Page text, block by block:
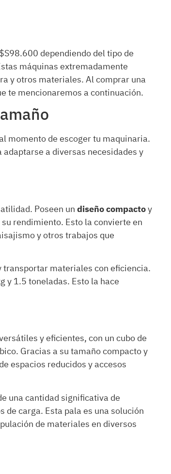
dependiendo del tipo de
máquinas extremadamente
y otros materiales. Al comprar una
te mencionaremos a continuación.
momento de escoger tu maquinaria.
a diversas necesidades y
Poseen undiseño compactoy
rendimiento. Esto la convierte en
y otros trabajos que
transportar materiales con eficiencia.
y 1.5 toneladas. Esto la hace
y eficientes, con un cubo de
Gracias a su tamaño compacto y
espacios reducidos y accesos
una cantidad significativa de
carga. Esta pala es una solución
de materiales en diversos